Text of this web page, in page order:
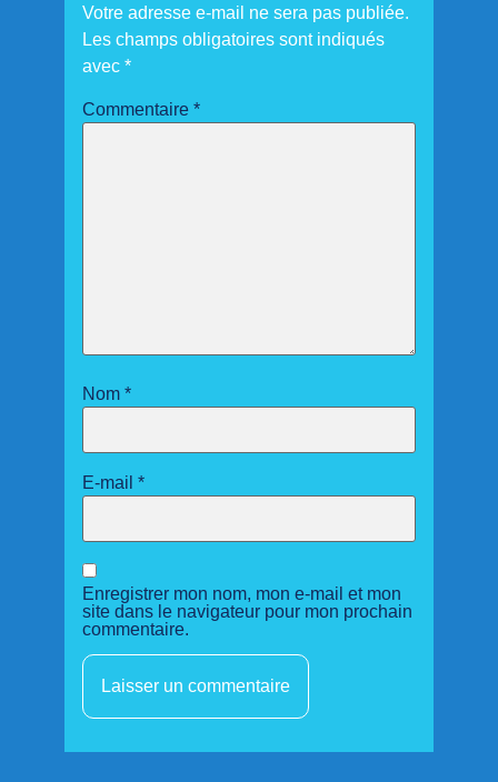
Votre adresse e-mail ne sera pas publiée.
Les champs obligatoires sont indiqués
avec *
Commentaire *
Nom *
E-mail *
Enregistrer mon nom, mon e-mail et mon
site dans le navigateur pour mon prochain
commentaire.